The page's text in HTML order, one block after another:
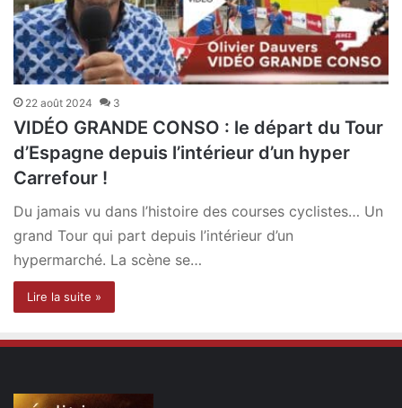
22 août 2024 3
VIDÉO GRANDE CONSO : le départ du Tour
d’Espagne depuis l’intérieur d’un hyper
Carrefour !
Du jamais vu dans l’histoire des courses cyclistes… Un
grand Tour qui part depuis l’intérieur d’un
hypermarché. La scène se…
Lire la suite »